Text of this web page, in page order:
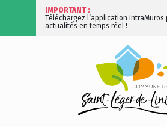
IMPORTANT :
Téléchargez l’application IntraMuros
actualités en temps réel !